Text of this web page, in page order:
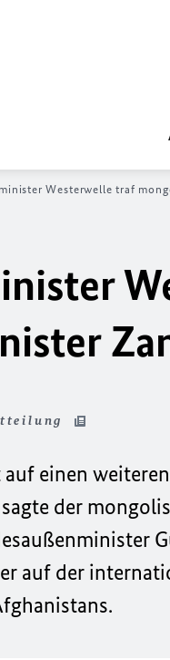
Westerwelle traf
einen
der
auf der